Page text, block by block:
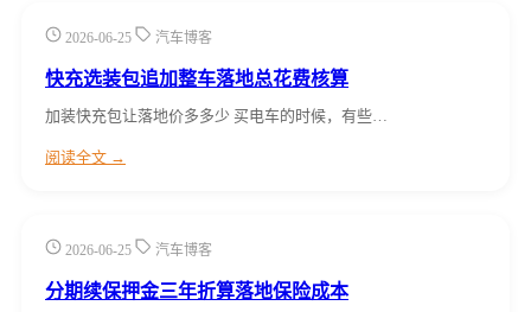
2026-06-25 汽车博客
快充选装包追加整车落地总花费核算
加装快充包让落地价多多少 买电车的时候，有些…
阅读全文 →
2026-06-25 汽车博客
分期续保押金三年折算落地保险成本